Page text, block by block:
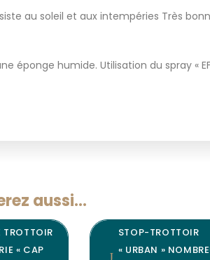
au soleil et aux intempéries Très
éponge humide. Utilisation du spray «
aussi...
TROTTOIR
« CAP
STOP-TROTTOIR
« URBAN »